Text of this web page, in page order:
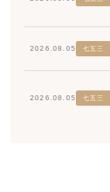
2026.08.05 七五三
2026.08.05 七五三